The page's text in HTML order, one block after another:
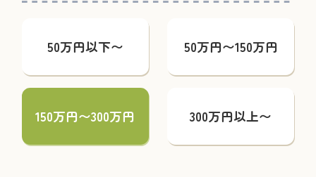
50万円以下〜 50万円〜150万円
150万円〜300万円 300万円以上〜